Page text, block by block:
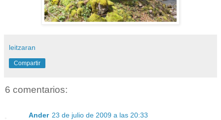
leitzaran
Compartir
6 comentarios:
Ander 23 de julio de 2009 a las 20:33